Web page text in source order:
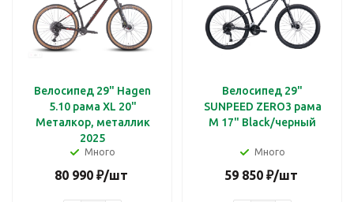
Велосипед 29" Hagen
5.10 рама XL 20"
Металкор, металлик
2025
Много
80 990₽/шт
Велосипед 29"
SUNPEED ZERO3 рама
M 17" Black/черный
Много
59 850₽/шт